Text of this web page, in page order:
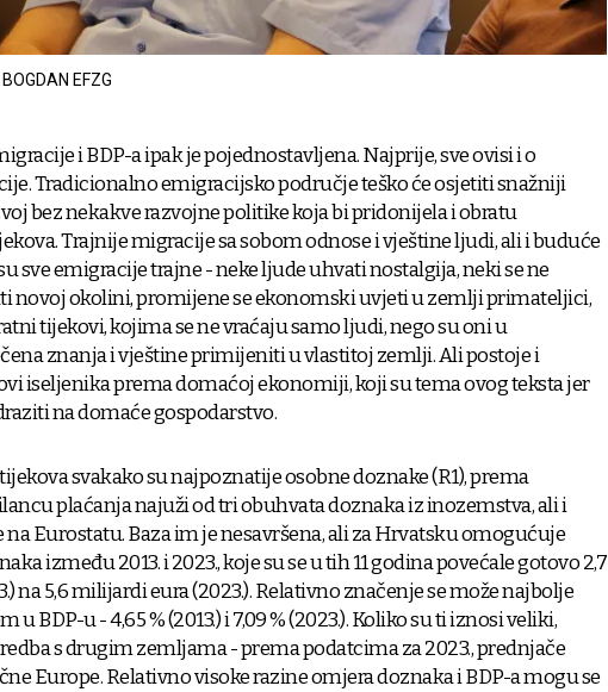
EFZG
i BDP-a ipak je pojednostavljena. Najprije, sve ovisi i o
Tradicionalno emigracijsko područje teško će osjetiti snažniji
bez nekakve razvojne politike koja bi pridonijela i obratu
Trajnije migracije sa sobom odnose i vještine ljudi, ali i buduće
sve emigracije trajne - neke ljude uhvati nostalgija, neki se ne
novoj okolini, promijene se ekonomski uvjeti u zemlji primateljici,
tijekovi, kojima se ne vraćaju samo ljudi, nego su oni u
znanja i vještine primijeniti u vlastitoj zemlji. Ali postoje i
iseljenika prema domaćoj ekonomiji, koji su tema ovog teksta jer
na domaće gospodarstvo.
svakako su najpoznatije osobne doznake (R1), prema
plaćanja najuži od tri obuhvata doznaka iz inozemstva, ali i
Eurostatu. Baza im je nesavršena, ali za Hrvatsku omogućuje
između 2013. i 2023., koje su se u tih 11 godina povećale gotovo 2,7
na 5,6 milijardi eura (2023.). Relativno značenje se može najbolje
BDP-u - 4,65 % (2013.) i 7,09 % (2023.). Koliko su ti iznosi veliki,
s drugim zemljama - prema podatcima za 2023., prednjače
Europe. Relativno visoke razine omjera doznaka i BDP-a mogu se